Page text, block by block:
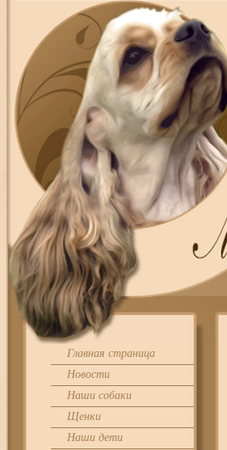
Главная страница
Новости
Наши собаки
Щенки
Наши дети